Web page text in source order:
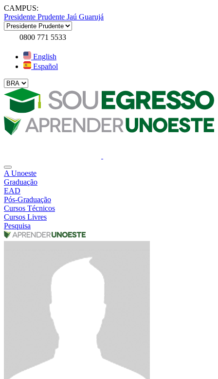
CAMPUS:
Presidente Prudente Jaú Guarujá
0800 771 5533
English
Español
A Unoeste
Graduação
EAD
Pós-Graduação
Cursos Técnicos
Cursos Livres
Pesquisa